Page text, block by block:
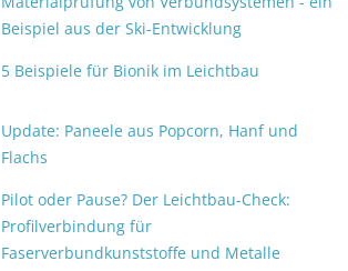
Beispiel aus der Ski-Entwicklung
5 Beispiele für Bionik im Leichtbau
Update: Paneele aus Popcorn, Hanf und
Flachs
Pilot oder Pause? Der Leichtbau-Check:
Profilverbindung für
Faserverbundkunststoffe und Metalle